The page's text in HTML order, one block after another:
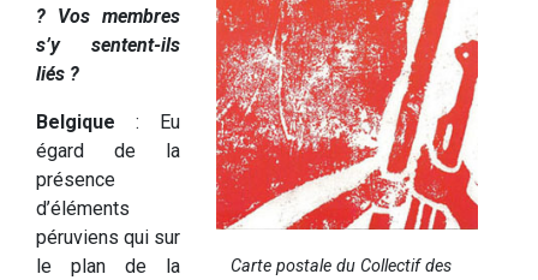
Carte postale du Collectif des
? Vos membres
s’y sentent-ils
liés ?
Belgique : Eu
égard de la
présence
d’éléments
péruviens qui sur
le plan de la